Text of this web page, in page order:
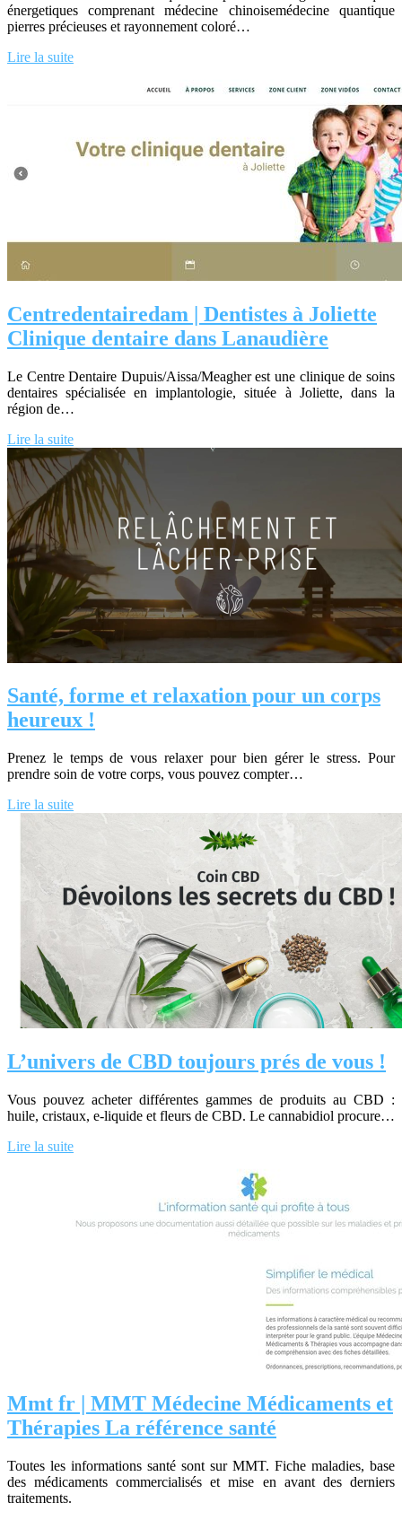
énergetiques comprenant médecine chinoisemédecine quantique
pierres précieuses et rayonnement coloré…
Lire la suite
Centreden­taire­dam | Dentistes à Joliette
Clinique dentaire dans Lanaudière
Le Centre Dentaire Dupuis/Aissa/Meagher est une clinique de soins
dentaires spécialisée en implantologie, située à Joliette, dans la
région de…
Lire la suite
Santé, forme et relaxation pour un corps
heureux !
Prenez le temps de vous relaxer pour bien gérer le stress. Pour
prendre soin de votre corps, vous pouvez compter…
Lire la suite
L’univers de CBD toujours prés de vous !
Vous pouvez acheter différentes gammes de produits au CBD :
huile, cristaux, e-liquide et fleurs de CBD. Le cannabidiol procure…
Lire la suite
Mmt fr | MMT Médecine Médicaments et
Thérapies La référence santé
Toutes les informations santé sont sur MMT. Fiche maladies, base
des médicaments commercialisés et mise en avant des derniers
traitements.